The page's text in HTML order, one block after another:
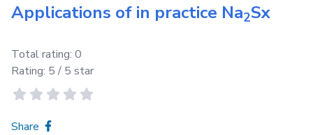
Applications of in practice Na2Sx
Total rating: 0
Rating: 5 / 5 star
Share